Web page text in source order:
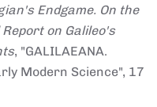
Endgame. On the
on Galileo's
, "GALILAEANA.
Modern Science", 17